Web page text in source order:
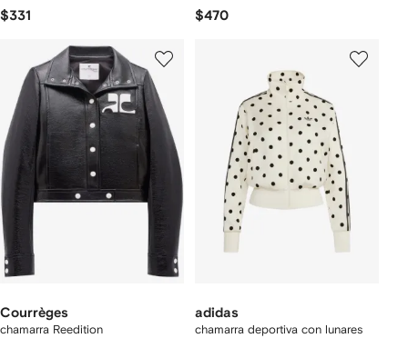
$331 $470
Courrèges
chamarra Reedition
adidas
chamarra deportiva con lunares